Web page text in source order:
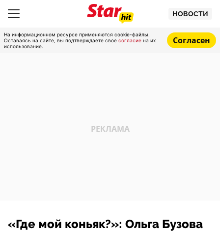
НОВОСТИ
На информационном ресурсе применяются cookie-файлы.
Оставаясь на сайте, вы подтверждаете свое согласие на их
использование.
Согласен
«Где мой коньяк?»: Ольга Бузова